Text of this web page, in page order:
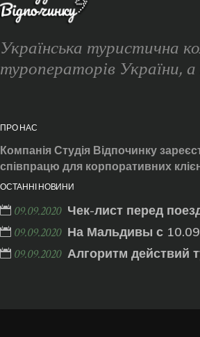
Українська туристична
туроператорів України,
ПРО НАС
Компанія Студія Відпочинку
співпрацю для корпоративних
ОСТАННІ НОВИНИ
09.09.2020 Чек-лист перед
09.09.2020 На Мальдивы с 10.09
09.09.2020 Алгоритм действий